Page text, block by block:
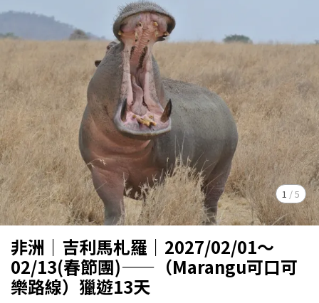
1 /5
非洲｜吉利馬札羅｜2027/02/01～
02/13(春節團)——（Marangu可口可
樂路線）獵遊13天